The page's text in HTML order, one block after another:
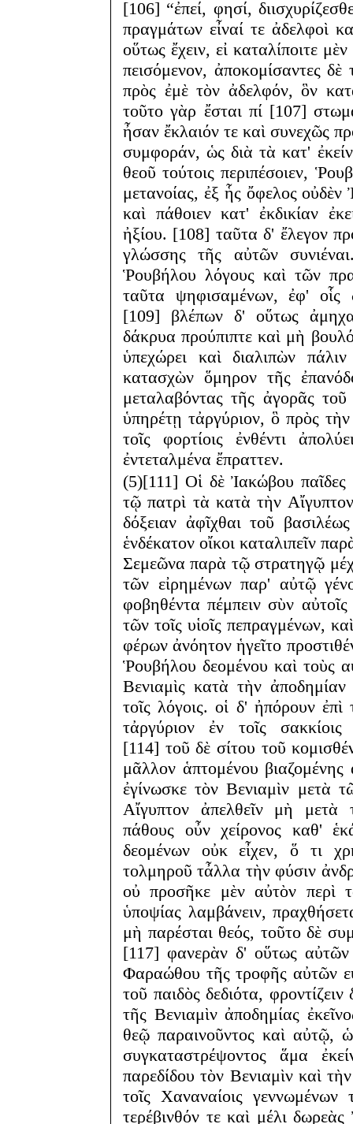
[106] “ἐπεί, φησί,
πραγμάτων εἶναί τε ἀδελφοὶ
οὕτως ἔχειν, εἰ καταλίποιτε
πεισόμενον, ἀποκομίσαντες
πρὸς ἐμὲ τὸν ἀδελφόν, ὃν
τοῦτο γὰρ ἔσται πί [107]
ἦσαν ἔκλαιόν τε καὶ συνεχῶς
συμφοράν, ὡς διὰ τὰ κατ'
θεοῦ τούτοις περιπέσοιεν,
μετανοίας, ἐξ ἧς ὄφελος οὐδὲν
καὶ πάθοιεν κατ' ἐκδικίαν
ἠξίου. [108] ταῦτα δ' ἔλεγον
γλώσσης τῆς αὐτῶν
Ῥουβήλου λόγους καὶ τῶν
ταῦτα ψηφισαμένων, ἐφ' οἷς
[109] βλέπων δ' οὕτως
δάκρυα προύπιπτε καὶ μὴ
ὑπεχώρει καὶ διαλιπὼν
κατασχὼν ὅμηρον τῆς
μεταλαβόντας τῆς ἀγορᾶς
ὑπηρέτῃ τἀργύριον, ὃ πρὸς
τοῖς φορτίοις ἐνθέντι
ἐντεταλμένα ἔπραττεν.
(5)[111] Οἱ δὲ Ἰακώβου παῖδες
τῷ πατρὶ τὰ κατὰ τὴν
δόξειαν ἀφῖχθαι τοῦ
ἑνδέκατον οἴκοι καταλιπεῖν
Σεμεῶνα παρὰ τῷ στρατηγῷ
τῶν εἰρημένων παρ' αὐτῷ
φοβηθέντα πέμπειν σὺν
τῶν τοῖς υἱοῖς πεπραγμένων,
φέρων ἀνόητον ἡγεῖτο
Ῥουβήλου δεομένου καὶ τοὺς
Βενιαμὶς κατὰ τὴν ἀποδημίαν
τοῖς λόγοις. οἱ δ' ἠπόρουν
τἀργύριον ἐν τοῖς
[114] τοῦ δὲ σίτου τοῦ
μᾶλλον ἁπτομένου
ἐγίνωσκε τὸν Βενιαμὶν μετὰ
Αἴγυπτον ἀπελθεῖν μὴ μετὰ
πάθους οὖν χείρονος καθ'
δεομένων οὐκ εἶχεν, ὅ τι
τολμηροῦ τἆλλα τὴν φύσιν
οὐ προσῆκε μὲν αὐτὸν περὶ
ὑποψίας λαμβάνειν,
μὴ παρέσται θεός, τοῦτο δὲ
[117] φανερὰν δ' οὕτως αὐτῶν
Φαραώθου τῆς τροφῆς αὐτῶν
τοῦ παιδὸς δεδιότα,
τῆς Βενιαμὶν ἀποδημίας
θεῷ παραινοῦντος καὶ αὐτῷ,
συγκαταστρέψοντος ἅμα
παρεδίδου τὸν Βενιαμὶν καὶ
τοῖς Χαναναίοις
τερέβινθόν τε καὶ μέλι